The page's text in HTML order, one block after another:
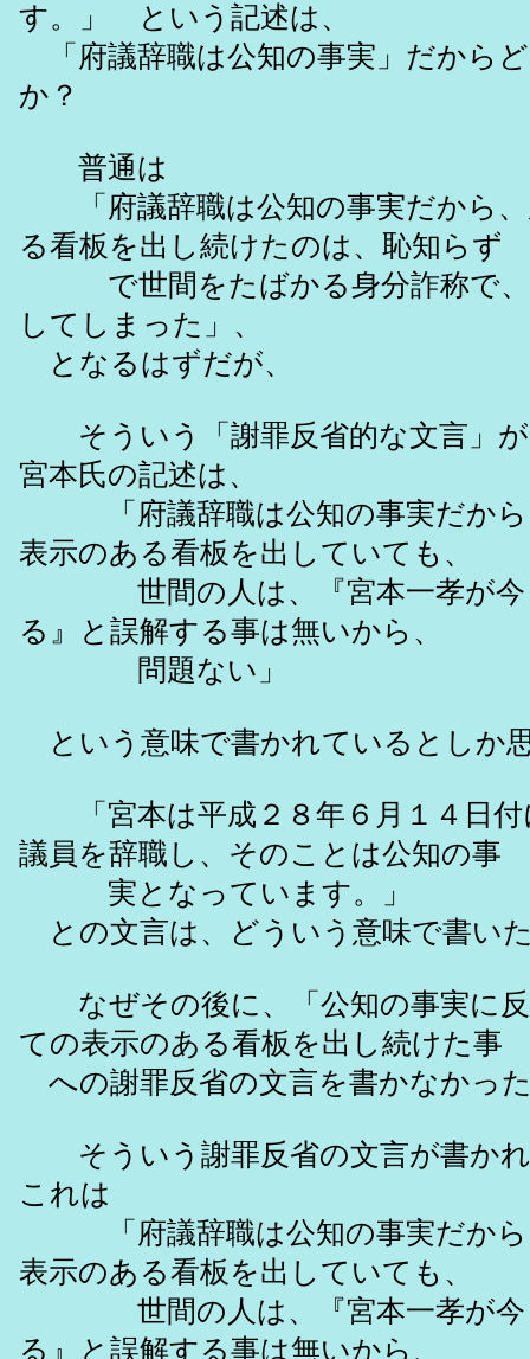
す。」 という記述は、
「府議辞職は公知の事実」だから
か？
普通は
「府議辞職は公知の事実だから、
る看板を出し続けたのは、恥知らず
で世間をたばかる身分詐称で、
してしまった」、
となるはずだが、
そういう「謝罪反省的な文言」が
宮本氏の記述は、
「府議辞職は公知の事実だから
表示のある看板を出していても、
世間の人は、『宮本一孝が今
る』と誤解する事は無いから、
問題ない」
という意味で書かれているとしか
「宮本は平成２８年６月１４日付
議員を辞職し、そのことは公知の事
実となっています。」
との文言は、どういう意味で書い
なぜその後に、「公知の事実に反
ての表示のある看板を出し続けた事
への謝罪反省の文言を書かなかっ
そういう謝罪反省の文言が書かれ
これは
「府議辞職は公知の事実だから
表示のある看板を出していても、
世間の人は、『宮本一孝が今
る』と誤解する事は無いから、